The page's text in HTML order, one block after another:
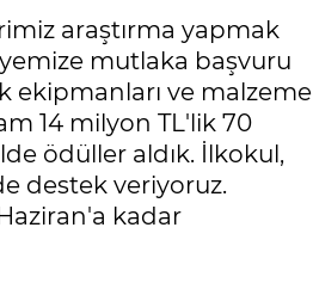
araştırma yapmak
mutlaka başvuru
ekipmanları ve malzeme
14 milyon TL'lik 70
ödüller aldık. İlkokul,
destek veriyoruz.
kadar